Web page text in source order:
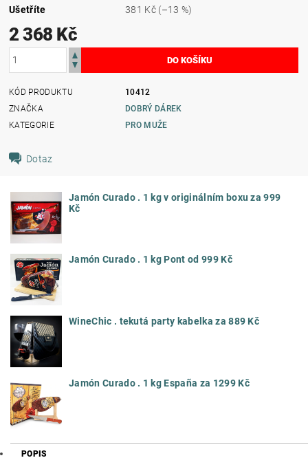
Ušetříte
381 Kč (–13 %)
2 368 Kč
KÓD PRODUKTU
10412
ZNAČKA
DOBRÝ DÁREK
KATEGORIE
PRO MUŽE
Dotaz
Jamón Curado . 1 kg v originálním boxu za 999
Kč
Jamón Curado . 1 kg Pont od 999 Kč
WineChic . tekutá party kabelka za 889 Kč
Jamón Curado . 1 kg España za 1299 Kč
POPIS